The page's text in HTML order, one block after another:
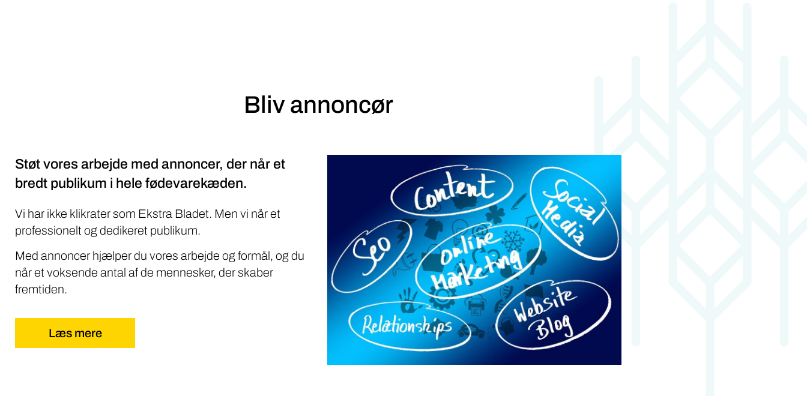
Bliv annoncør
Støt vores arbejde med annoncer, der når et
bredt publikum i hele fødevarekæden.
Vi har ikke klikrater som Ekstra Bladet. Men vi når et
professionelt og dedikeret publikum.
Med annoncer hjælper du vores arbejde og formål, og du
når et voksende antal af de mennesker, der skaber
fremtiden.
Læs mere